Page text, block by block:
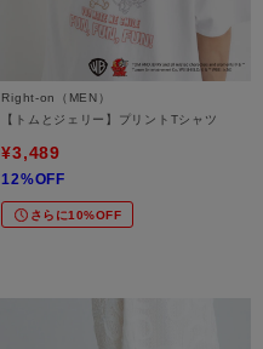
Right-on（MEN）
【トムとジェリー】プリントTシャツ
¥3,489
12%OFF
さらに10%OFF